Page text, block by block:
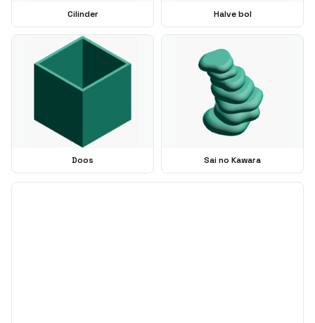
Cilinder Halve bol
Doos Sai no Kawara